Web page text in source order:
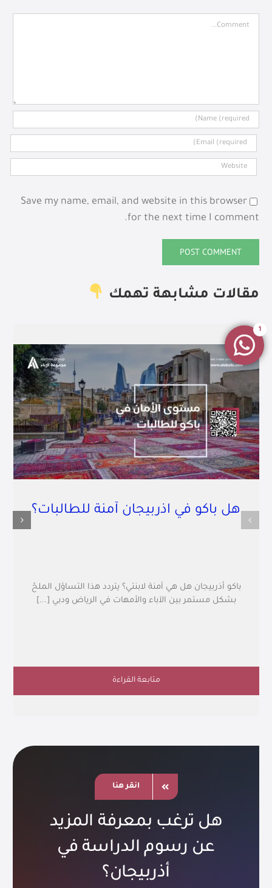
Comment
Save my name, email, and website in this browser
for the next time I comment.
مقالات مشابهة تهمك
هل باكو في اذربيجان آمنة للطالبات؟
باكو أذربيجان هل هي آمنة لابنتي؟ يتردد هذا التساؤل الملحّ
بشكل مستمر بين الآباء والأمهات في الرياض ودبي [...]
متابعة القراءة
انقر هنا
هل ترغب بمعرفة المزيد
عن رسوم الدراسة في
أذربيجان؟
1